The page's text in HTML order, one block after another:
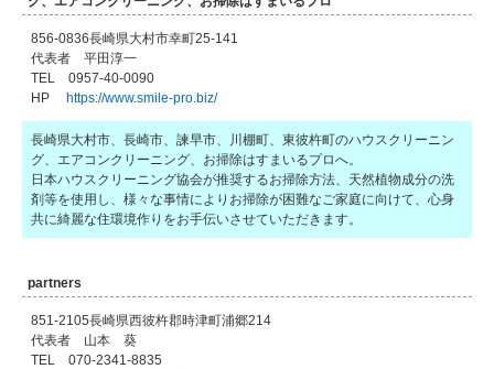
856-0836長崎県大村市幸町25-141
代表者 平田淳一
TEL 0957-40-0090
HP https://www.smile-pro.biz/
長崎県大村市、長崎市、諫早市、川棚町、東彼杵町のハウスクリーニン
グ、エアコンクリーニング、お掃除はすまいるプロへ。
日本ハウスクリーニング協会が推奨するお掃除方法、天然植物成分の洗
剤等を使用し、様々な事情によりお掃除が困難なご家庭に向けて、心身
共に綺麗な住環境作りをお手伝いさせていただきます。
partners
851-2105長崎県西彼杵郡時津町浦郷214
代表者 山本 葵
TEL 070-2341-8835